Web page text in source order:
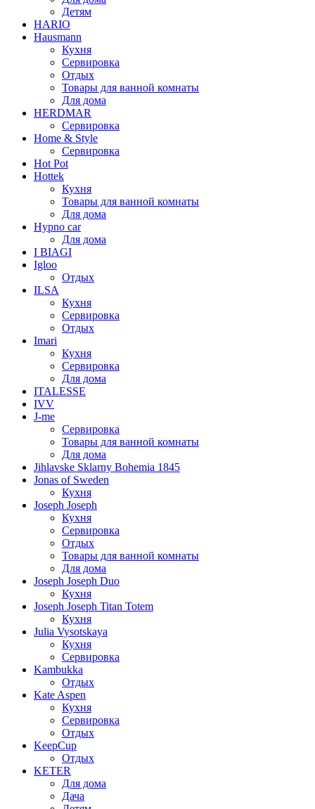
Детям
HARIO
Hausmann
Кухня
Сервировка
Отдых
Товары для ванной комнаты
Для дома
HERDMAR
Сервировка
Home & Style
Сервировка
Hot Pot
Hottek
Кухня
Товары для ванной комнаты
Для дома
Hypno car
Для дома
I BIAGI
Igloo
Отдых
ILSA
Кухня
Сервировка
Отдых
Imari
Кухня
Сервировка
Для дома
ITALESSE
IVV
J-me
Сервировка
Товары для ванной комнаты
Для дома
Jihlavske Sklarny Bohemia 1845
Jonas of Sweden
Кухня
Joseph Joseph
Кухня
Сервировка
Отдых
Товары для ванной комнаты
Для дома
Joseph Joseph Duo
Кухня
Joseph Joseph Titan Totem
Кухня
Julia Vysotskaya
Кухня
Сервировка
Kambukka
Отдых
Kate Aspen
Кухня
Сервировка
Отдых
KeepCup
Отдых
KETER
Для дома
Дача